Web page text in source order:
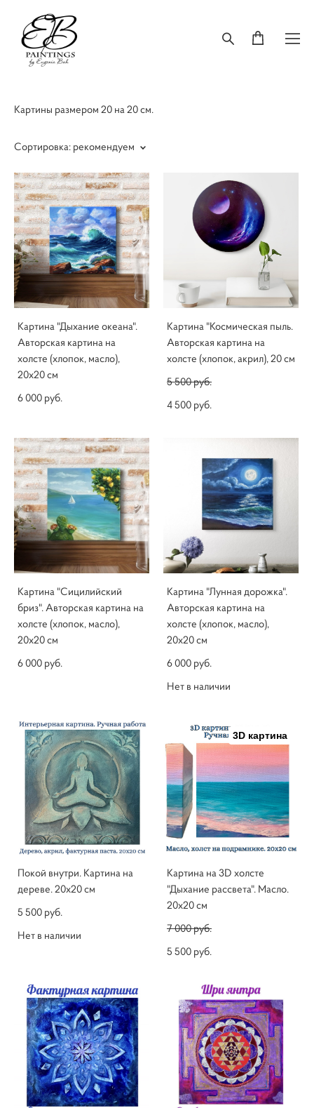
Картины размером 20 на 20 см.
Сортировка: рекомендуем
Картина "Дыхание океана".
Авторская картина на
холсте (хлопок, масло),
20х20 см
6 000 pуб.
Картина "Космическая пыль.
Авторская картина на
холсте (хлопок, акрил), 20 см
5 500 pуб.
4 500 pуб.
Картина "Сицилийский
бриз". Авторская картина на
холсте (хлопок, масло),
20х20 см
6 000 pуб.
Картина "Лунная дорожка".
Авторская картина на
холсте (хлопок, масло),
20х20 см
6 000 pуб.
Нет в наличии
Покой внутри. Картина на
дереве. 20х20 см
5 500 pуб.
Нет в наличии
3D картина
Картина на 3D холсте
"Дыхание рассвета". Масло.
20х20 см
7 000 pуб.
5 500 pуб.